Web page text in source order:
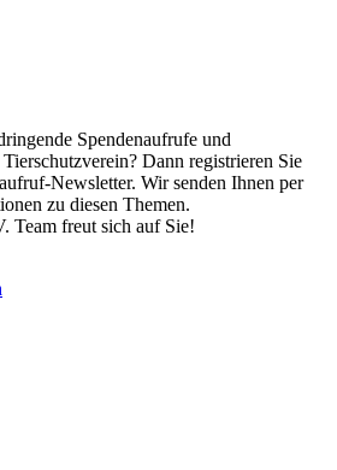
Spendenaufrufe und
Dann registrieren Sie
Newsletter. Wir senden Ihnen per
zu diesen Themen.
Team freut sich auf Sie!